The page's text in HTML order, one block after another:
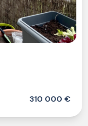
310 000 €